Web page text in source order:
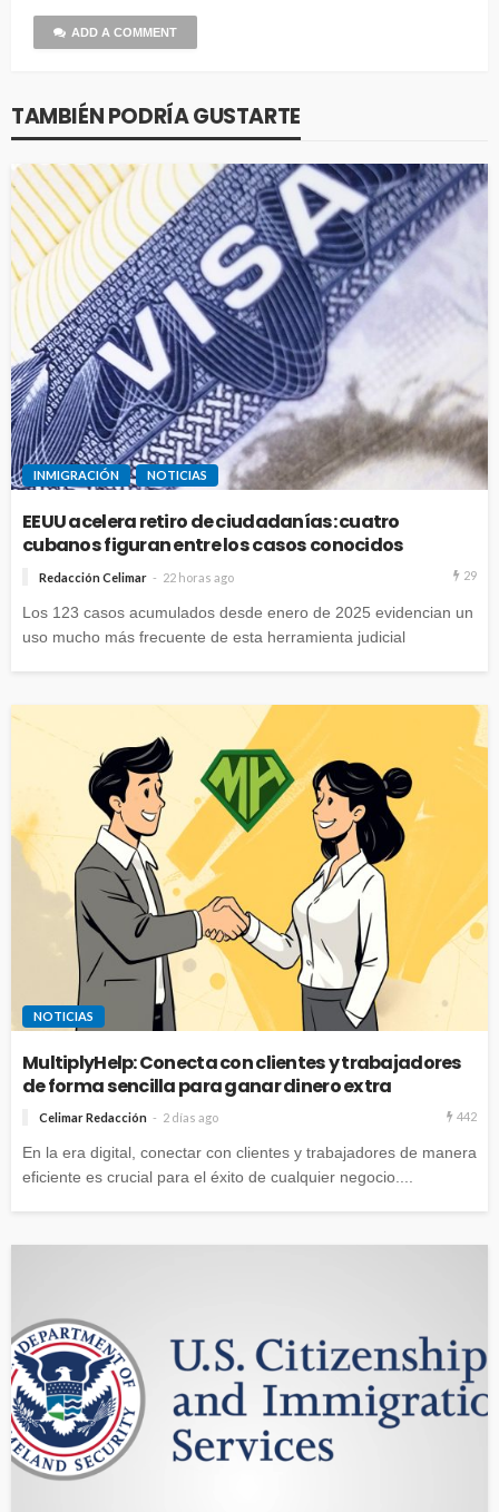
ADD A COMMENT
TAMBIÉN PODRÍA GUSTARTE
INMIGRACIÓN NOTICIAS
EEUU acelera retiro de ciudadanías: cuatro
cubanos figuran entre los casos conocidos
Redacción Celimar 22 horas ago 29
Los 123 casos acumulados desde enero de 2025 evidencian un
uso mucho más frecuente de esta herramienta judicial
NOTICIAS
MultiplyHelp: Conecta con clientes y trabajadores
de forma sencilla para ganar dinero extra
Celimar Redacción 2 días ago 442
En la era digital, conectar con clientes y trabajadores de manera
eficiente es crucial para el éxito de cualquier negocio....